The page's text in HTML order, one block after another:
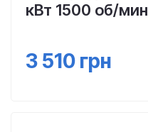
кВт 1500 об/мин
3 510 грн